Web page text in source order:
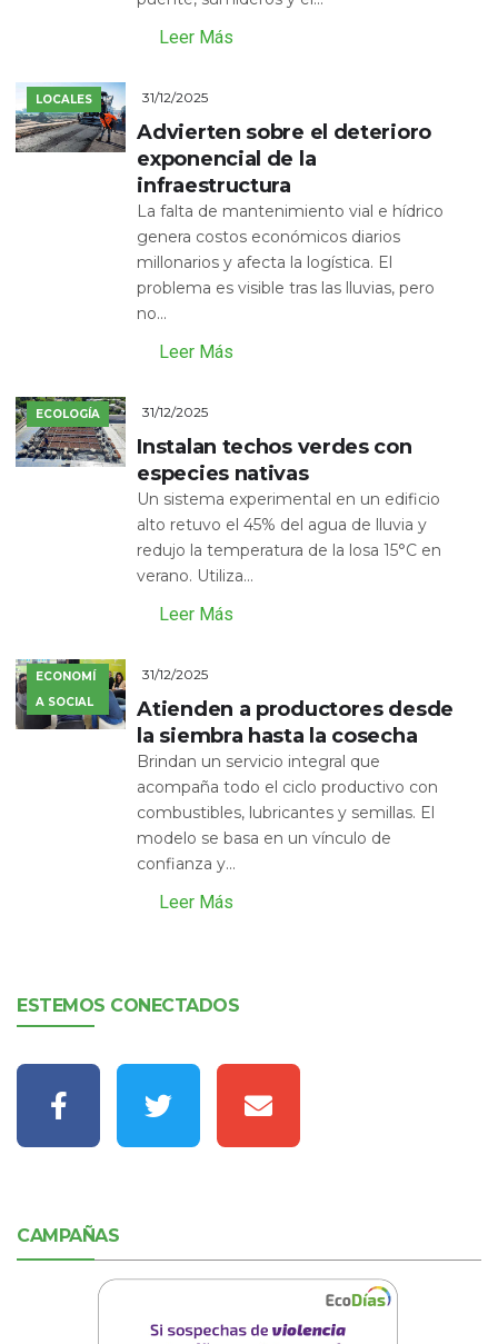
Leer Más
LOCALES 31/12/2025
Advierten sobre el deterioro
exponencial de la
infraestructura
La falta de mantenimiento vial e hídrico
genera costos económicos diarios
millonarios y afecta la logística. El
problema es visible tras las lluvias, pero
no...
Leer Más
ECOLOGÍA 31/12/2025
Instalan techos verdes con
especies nativas
Un sistema experimental en un edificio
alto retuvo el 45% del agua de lluvia y
redujo la temperatura de la losa 15°C en
verano. Utiliza...
Leer Más
ECONOMÍ
A SOCIAL
31/12/2025
Atienden a productores desde
la siembra hasta la cosecha
Brindan un servicio integral que
acompaña todo el ciclo productivo con
combustibles, lubricantes y semillas. El
modelo se basa en un vínculo de
confianza y...
Leer Más
ESTEMOS CONECTADOS
CAMPAÑAS